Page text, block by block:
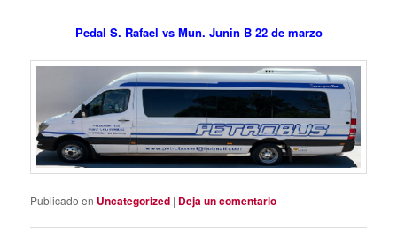
Pedal S. Rafael vs Mun. Junin B 22 de marzo
Publicado en Uncategorized | Deja un comentario